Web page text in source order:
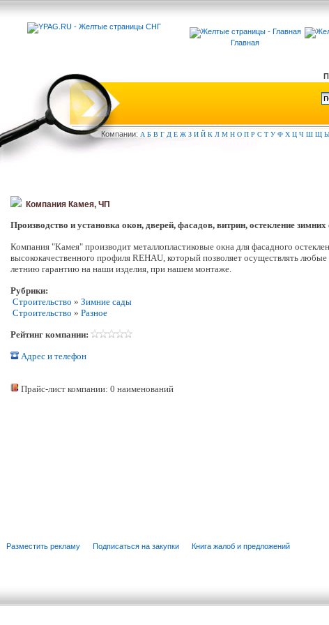
Главная
Компании: А Б В Г Д Е Ж З И Й К Л М Н О П Р С Т У Ф Х Ц Ч Ш Щ
Компания Камея, ЧП
Производство и установка окон, дверей, фасадов, витрин, остекление зимних
Компания "Камея" производит металлопластиковые окна для фасадного
высококачественного профиля REHAU, который позволяет осуществлять
летнию гарантию на наши изделия, при нашем монтаже.
Рубрики:
Строительство » Зимние сады
Строительство » Разное
Рейтинг компании:
Адрес и телефон
Прайс-лист компании: 0 наименований
Разместить рекламу Подписаться на закупки Книга жалоб и предложений